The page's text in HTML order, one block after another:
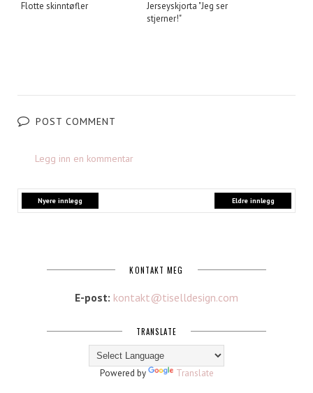
Flotte skinntøfler
Jerseyskjorta "Jeg ser
stjerner!"
POST COMMENT
Legg inn en kommentar
Nyere innlegg Eldre innlegg
KONTAKT MEG
E-post: kontakt@tiselldesign.com
TRANSLATE
Powered by Translate